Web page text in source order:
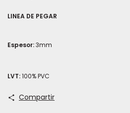
LINEA DE PEGAR
Espesor:3mm
LVT:100% PVC
Compartir